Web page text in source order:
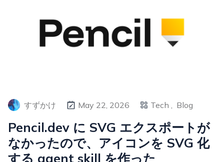
すずかけ May 22, 2026 Tech , Blog
Pencil.dev に SVG エクスポートが
なかったので、アイコンを SVG 化
する agent skill を作った